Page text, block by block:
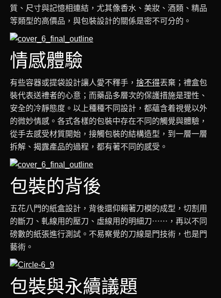
質、尺寸與記憶相連結，尤其像香水、美妝、酒類、精品
等類型的高價品，與包裝設計的關係是密不可分的。
情感體驗
有些容器或提袋設計讓人愛不釋手， 捨不得丟棄；禮盒包
裝代表送禮者的心意；而藥品多層次的保護措施是理性、
安全的冷靜態度。以上種種不同設計，都蘊含着視覺以外
的微妙情感。各式各樣的包裝中存在不同的觸覺與體驗，
從手去感受材質開始，接觸包裝的結構造型，到一層一層
拆解、揭露產品的過程，都有著不同的感受。
包裝的背後
五花八門的紙盒設計，背後還仰賴著刀模的成型，切割用
的斷刀、軋線用的壓刀、虛線用的明細刀⋯⋯，再以不同
磅數的紙張進行測試。不易察覺的刀線是門技術，也是門
藝術。
包裝與永續議題